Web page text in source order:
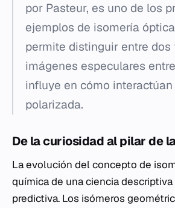
por Pasteur, es uno de los
ejemplos de isomería
permite distinguir entre dos
imágenes especulares
influye en cómo
polarizada.
De la curiosidad al pilar de
La evolución del concepto de
química de una ciencia descriptiva
predictiva. Los isómeros